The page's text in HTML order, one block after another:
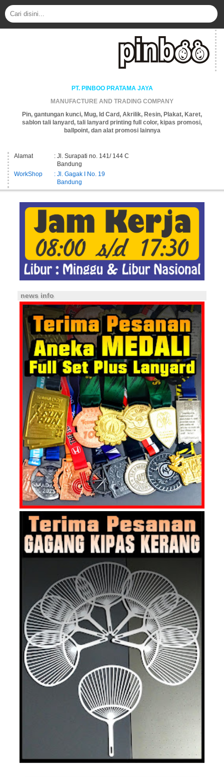
PT. PINBOO PRATAMA JAYA
MANUFACTURE AND TRADING COMPANY
Pin, gantungan kunci, Mug, Id Card, Akrilik, Resin, Plakat, Karet,
sablon tali lanyard, tali lanyard printing full color, kipas promosi,
ballpoint, dan alat promosi lainnya
Alamat
: Jl. Surapati no. 141/ 144 C
Bandung
WorkShop
: Jl. Gagak I No. 19
Bandung
news info